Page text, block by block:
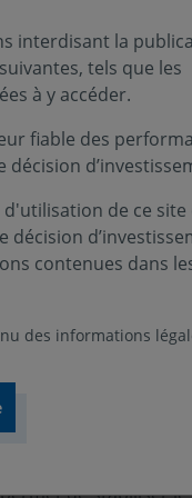
fluviaux.
la capacité
inondations. En
de méthane,
dans un milieu sans
transportant
sable, le gravier
est exprimé en
à l'érosion), la
déforestation,
globale
Pour contenir/
interdisant la
tels que les
à y accéder.
fiable des
décision
de ce
décision
contenues dans
des informations